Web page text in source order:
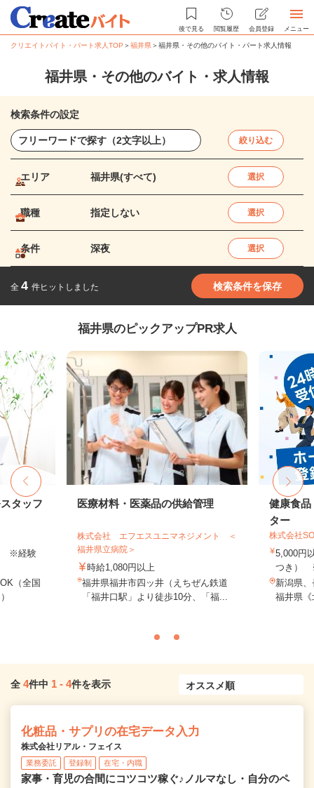
後で見る 閲覧履歴 会員登録 メニュー
クリエイトバイト・パート求人TOP ＞福井県＞福井県・その他のバイト・パート求人情報
福井県・その他のバイト・求人情報
検索条件の設定
絞り込む
エリア 福井県(すべて) 選択
職種 指定しない 選択
条件 深夜 選択
全 4 件ヒットしました 検索条件を保存
福井県のピックアップPR求人
タッフ
※経験
（全国
医療材料・医薬品の供給管理
株式会社 エフエスユニマネジメント ＜
福井県立病院＞
時給1,080円以上
福井県福井市四ッ井（えちぜん鉄道
「福井口駅」より徒歩10分、「福...
健康食品
ター
株式会社
5,000円
つき）
新潟県
福井県
全 4件中 1 - 4件を表示
化粧品・サプリの在宅データ入力
株式会社リアル・フェイス
業務委託 登録制 在宅・内職
家事・育児の合間にコツコツ稼ぐ♪ノルマなし・自分のペ